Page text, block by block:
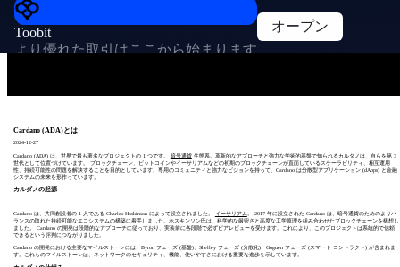
Toobit
より優れた取引はここから始まります
オープン
Cardano (ADA)とは
2024-12-27
Cardano (ADA) は、世界で最も著名なプロジェクトの 1 つです。 暗号通貨生態系。革新的なアプローチと強力な学術的基盤で知られるカルダノは、自らを第 3
世代として位置づけています。 ブロックチェーン、ビットコインやイーサリアムなどの初期のブロックチェーンが直面しているスケーラビリティ、相互運用
性、持続可能性の問題を解決することを目的としています。専用のコミュニティと強力なビジョンを持って、Cardano は分散型アプリケーション (dApps) と金融
システムの未来を形作っています。
カルダノの起源
Cardano は、共同創設者の 1 人である Charles Hoskinson によって設立されました。 イーサリアム。 2017 年に設立された Cardano は、暗号通貨のためのよりバ
ランスの取れた持続可能なエコシステムの構築に着手しました。ホスキンソン氏は、科学的な厳密さと高度な工学原理を組み合わせたブロックチェーンを構想し
ました。 Cardano の開発は段階的なアプローチに従っており、実装前に各段階で必ずピアレビューを受けます。これにより、このプロジェクトは系統的で信頼
できるという評判につながりました。
Cardano の開発における主要なマイルストーンには、Byron フェーズ (基盤)、Shelley フェーズ (分散化)、Goguen フェーズ (スマート コントラクト) が含まれま
す。これらのマイルストーンは、ネットワークのセキュリティ、機能、使いやすさにおける重要な進歩を示しています。